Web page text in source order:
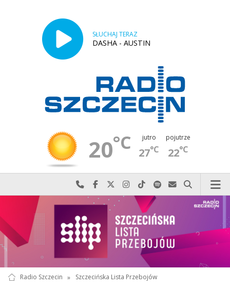
SŁUCHAJ TERAZ
DASHA - AUSTIN
20°C jutro
27°C
pojutrze
22°C
Najlepiej po prostu do nas zadzwoń
Odwiedź nas na Facebook-u
Odwiedź nas na X
Odwiedź nas na Instagram-ie
Odwiedź nas na TikTok-u
Szukaj nas na Spotify
Wyślij do nas
Szukaj
Radio Szczecin » Szczecińska Lista Przebojów